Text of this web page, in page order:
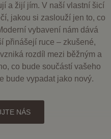
a žijí jím. V naší vlastní šicí
jakou si zaslouží jen to, co
vybavení nám dává
přinášejí ruce – zkušené,
rozdíl mezi běžným a
co bude součástí vašeho
bude vypadat jako nový.
NÁS